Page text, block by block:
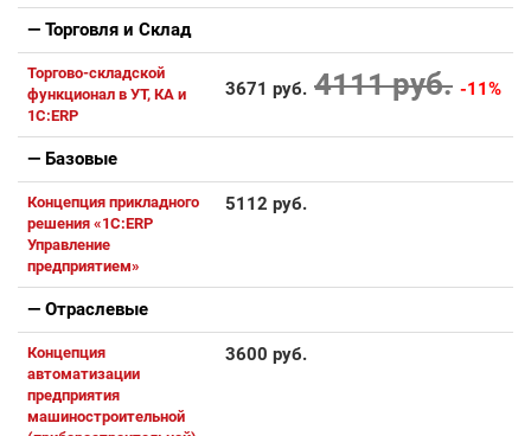
— Торговля и Склaд
Торгово-складской
функционал в УТ, КА и
1С:ERP
3671 руб. 4111 руб. -11%
— Базовые
Концепция прикладного
решения «1С:ERP
Управление
предприятием»
5112 руб.
— Отраслевые
Концепция
автоматизации
предприятия
машиностроительной
3600 руб.